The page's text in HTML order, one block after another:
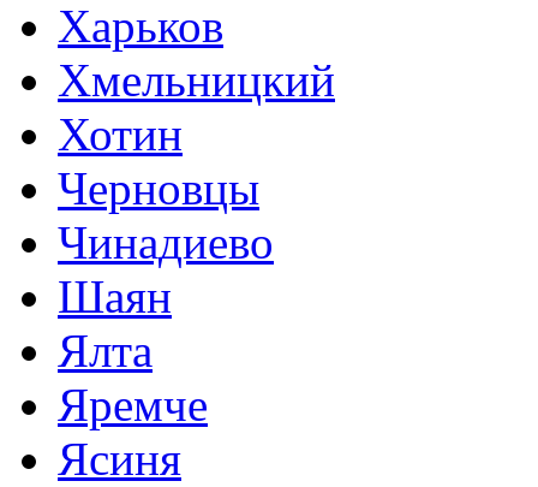
Харьков
Хмельницкий
Хотин
Черновцы
Чинадиево
Шаян
Ялта
Яремче
Ясиня